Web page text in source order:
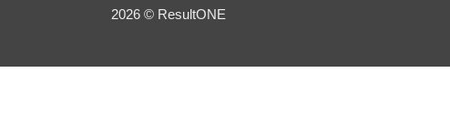
2026 © ResultONE